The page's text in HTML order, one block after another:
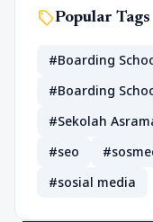
sellPopular Tags
#Boarding
#Boarding
#Sekolah
#seo
#sosial media